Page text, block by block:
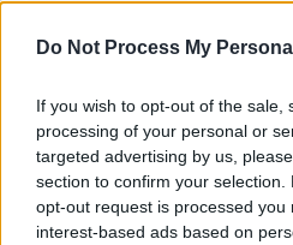
Do Not Process My
If you wish to opt-out of the sale,
processing of your personal or
targeted advertising by us,
section to confirm your
opt-out request is processed you
interest-based ads based on
Ελλάδα|11.08.2023 22:34
Τριάντα άτομα
την δολοφονική
Φιλαδέλφεια - Το
που θα «δείξει» τον
Μιχάλη